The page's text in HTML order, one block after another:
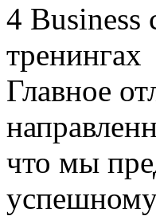
4 Business
Главное
что мы